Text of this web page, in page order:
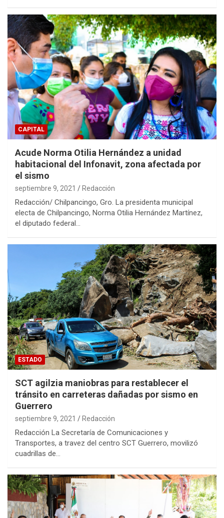
CAPITAL
Acude Norma Otilia Hernández a unidad
habitacional del Infonavit, zona afectada por
el sismo
septiembre 9, 2021 Redacción
Redacción/ Chilpancingo, Gro. La presidenta municipal
electa de Chilpancingo, Norma Otilia Hernández Martínez,
el diputado federal…
ESTADO
SCT agilzia maniobras para restablecer el
tránsito en carreteras dañadas por sismo en
Guerrero
septiembre 9, 2021 Redacción
Redacción La Secretaría de Comunicaciones y
Transportes, a travez del centro SCT Guerrero, movilizó
cuadrillas de…